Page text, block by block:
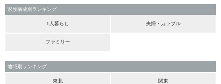
家族構成別ランキング
1人暮らし 夫婦・カップル
ファミリー
地域別ランキング
東北 関東